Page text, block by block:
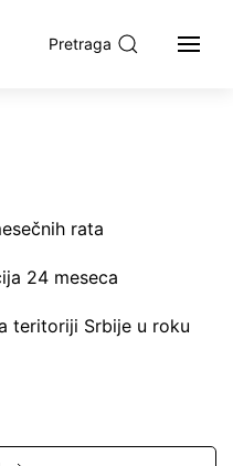
Pretraga
rata
24 meseca
teritoriji Srbije u roku